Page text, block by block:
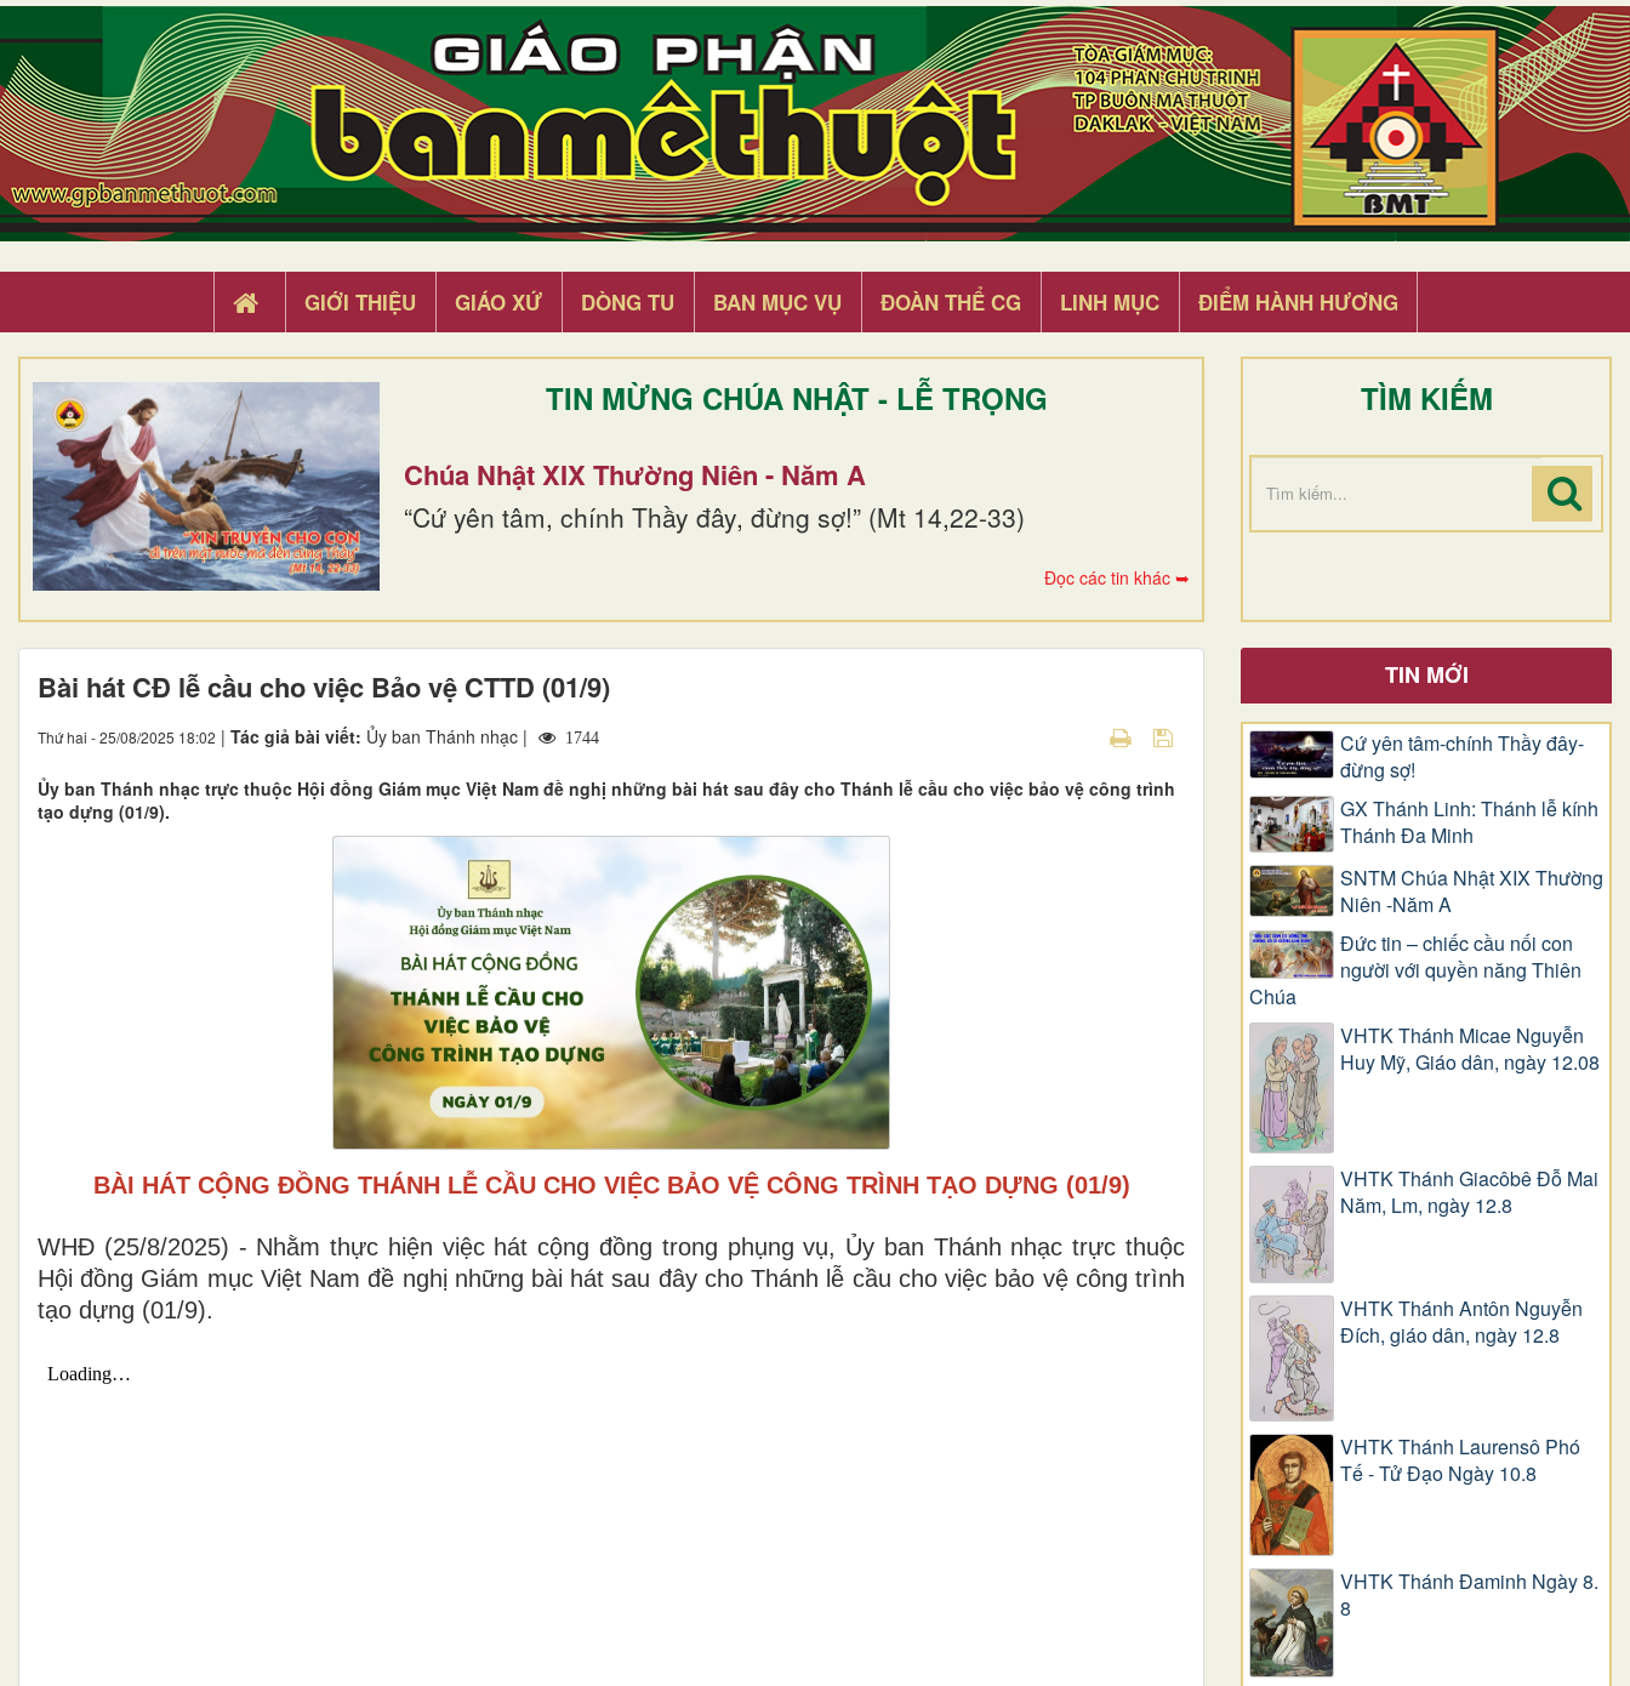
GIỚI THIỆU GIÁO XỨ DÒNG TU BAN MỤC VỤ ĐOÀN THỂ CG LINH MỤC ĐIỂM HÀNH HƯƠNG
TIN MỪNG CHÚA NHẬT - LỄ TRỌNG
Chúa Nhật XIX Thường Niên - Năm A
“Cứ yên tâm, chính Thầy đây, đừng sợ!” (Mt 14,22-33)
Đọc các tin khác ➥
TÌM KIẾM
Bài hát CĐ lễ cầu cho việc Bảo vệ CTTD (01/9)
Thứ hai - 25/08/2025 18:02 | Tác giả bài viết: Ủy ban Thánh nhạc | 1744
Ủy ban Thánh nhạc trực thuộc Hội đồng Giám mục Việt Nam đề nghị những bài hát sau đây cho Thánh lễ cầu cho việc bảo vệ công trình
tạo dựng (01/9).
BÀI HÁT CỘNG ĐỒNG THÁNH LỄ CẦU CHO VIỆC BẢO VỆ CÔNG TRÌNH TẠO DỰNG (01/9)
WHĐ (25/8/2025) - Nhằm thực hiện việc hát cộng đồng trong phụng vụ, Ủy ban Thánh nhạc trực thuộc
Hội đồng Giám mục Việt Nam đề nghị những bài hát sau đây cho Thánh lễ cầu cho việc bảo vệ công trình
tạo dựng (01/9).
TIN MỚI
Cứ yên tâm-chính Thầy đây-
đừng sợ!
GX Thánh Linh: Thánh lễ kính
Thánh Đa Minh
SNTM Chúa Nhật XIX Thường
Niên -Năm A
Đức tin – chiếc cầu nối con
người với quyền năng Thiên
Chúa
VHTK Thánh Micae Nguyễn
Huy Mỹ, Giáo dân, ngày 12.08
VHTK Thánh Giacôbê Ðỗ Mai
Năm, Lm, ngày 12.8
VHTK Thánh Antôn Nguyễn
Ðích, giáo dân, ngày 12.8
VHTK Thánh Laurensô Phó
Tế - Tử Đạo Ngày 10.8
VHTK Thánh Đaminh Ngày 8.
8